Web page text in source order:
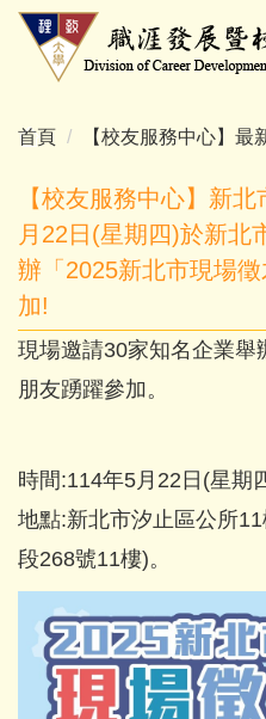
跳
內
首頁 【校友服務中心】最
【校友服務中心】新
月22日(星期四)於新北
辦「2025新北市現場
加!
現場邀請30家知名企業
朋友踴躍參加。
時間:114年5月22日(星期
地點:新北市汐止區公所
段268號11樓)。